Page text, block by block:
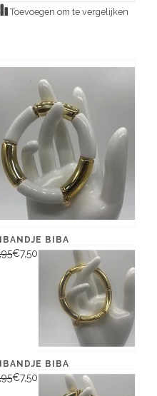
Toevoegen om te vergelijken
BIBA
€7,50
BIBA
€7,50